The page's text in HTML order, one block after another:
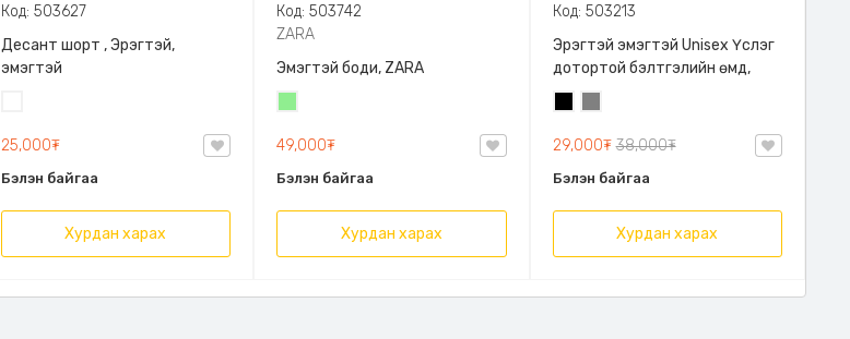
Код: 503627
Десант шорт , Эрэгтэй,
эмэгтэй
25,000₮
Бэлэн байгаа
Хурдан харах
Код: 503742
ZARA
Эмэгтэй боди, ZARA
49,000₮
Бэлэн байгаа
Хурдан харах
Код: 503213
Эрэгтэй эмэгтэй Unisex Үслэг
дотортой бэлтгэлийн өмд,
29,000₮38,000₮
Бэлэн байгаа
Хурдан харах